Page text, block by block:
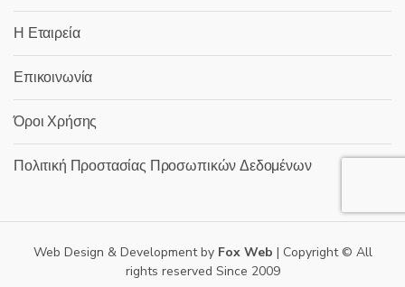
Η Εταιρεία
Επικοινωνία
Όροι Χρήσης
Πολιτική Προστασίας Προσωπικών Δεδομένων
Web Design & Development by Fox Web | Copyright © All
rights reserved Since 2009